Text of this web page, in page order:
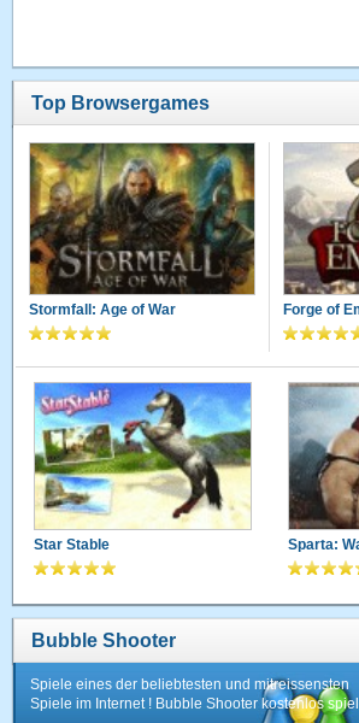
Top Browsergames
Stormfall: Age of War Forge of
Star Stable Sparta:
Bubble Shooter
Spiele eines der beliebtesten und mitreissensten
Spiele im Internet ! Bubble Shooter kostenlos